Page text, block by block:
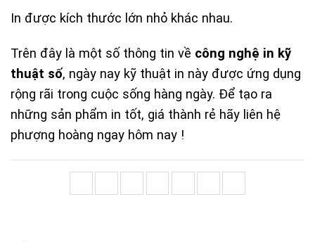
In được kích thước lớn nhỏ khác nhau.
Trên đây là một số thông tin về công nghệ in kỹ
thuật số, ngày nay kỹ thuật in này được ứng dụng
rộng rãi trong cuộc sống hàng ngày. Để tạo ra
những sản phẩm in tốt, giá thành rẻ hãy liên hệ
phượng hoàng ngay hôm nay !